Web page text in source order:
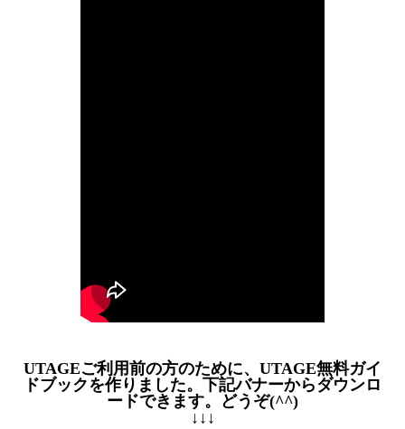
UTAGEご利用前の方のために、UTAGE無料ガイ
ドブックを作りました。下記バナーからダウンロ
ードできます。どうぞ(^^)
↓↓↓